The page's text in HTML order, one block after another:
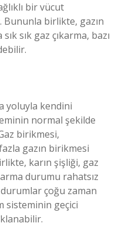
bir vücut
birlikte, gazın
sık gaz çıkarma, bazı
yoluyla kendini
normal şekilde
birikmesi,
gazın birikmesi
karın şişliği, gaz
durumu rahatsız
çoğu zaman
sisteminin geçici